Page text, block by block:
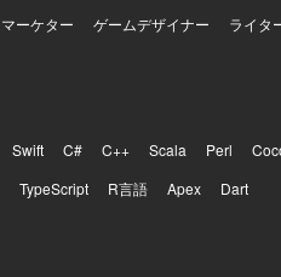
マーケター ゲームデザイナー ライタ
Swift C# C++ Scala Perl
TypeScript R言語 Apex Dart